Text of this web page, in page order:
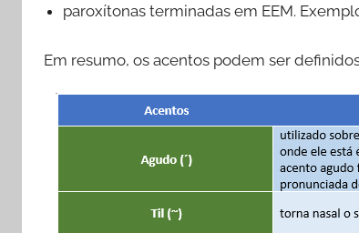
paroxítonas terminadas em EEM.
Em resumo, os acentos podem ser